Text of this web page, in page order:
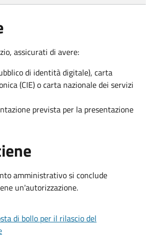
assicurati di avere:
di identità digitale), carta
(CIE) o carta nazionale dei servizi
prevista per la presentazione
amministrativo si conclude
un'autorizzazione.
di bollo per il rilascio del